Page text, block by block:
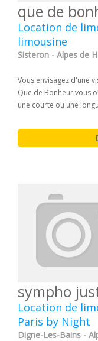
que de
Location de
limousine
Sisteron - Alpes de
Vous envisagez d'une
Que de Bonheur vous
une courte ou une
sympho
Location de
Paris by Night
Digne-Les-Bains -